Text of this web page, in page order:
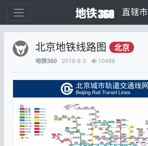
直辖市
北京地铁线路图 北京
地铁360 2019-8-3 10489